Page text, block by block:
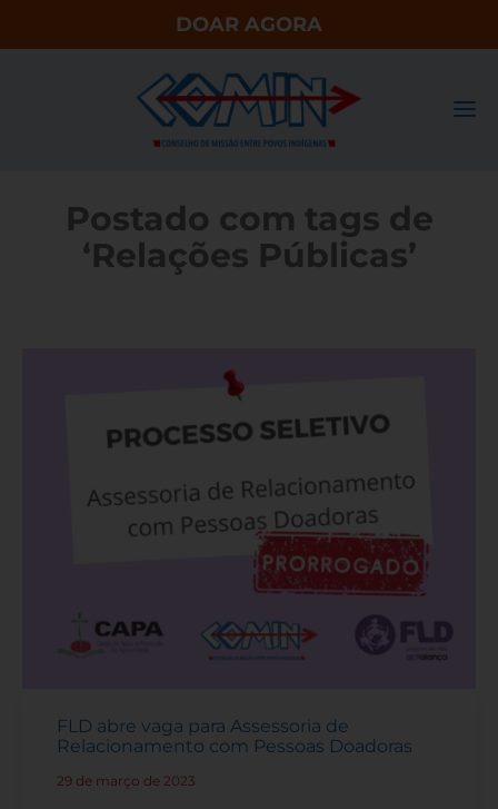
DOAR AGORA
Postado com tags de
‘Relações Públicas’
FLD abre vaga para Assessoria de
Relacionamento com Pessoas Doadoras
29 de março de 2023